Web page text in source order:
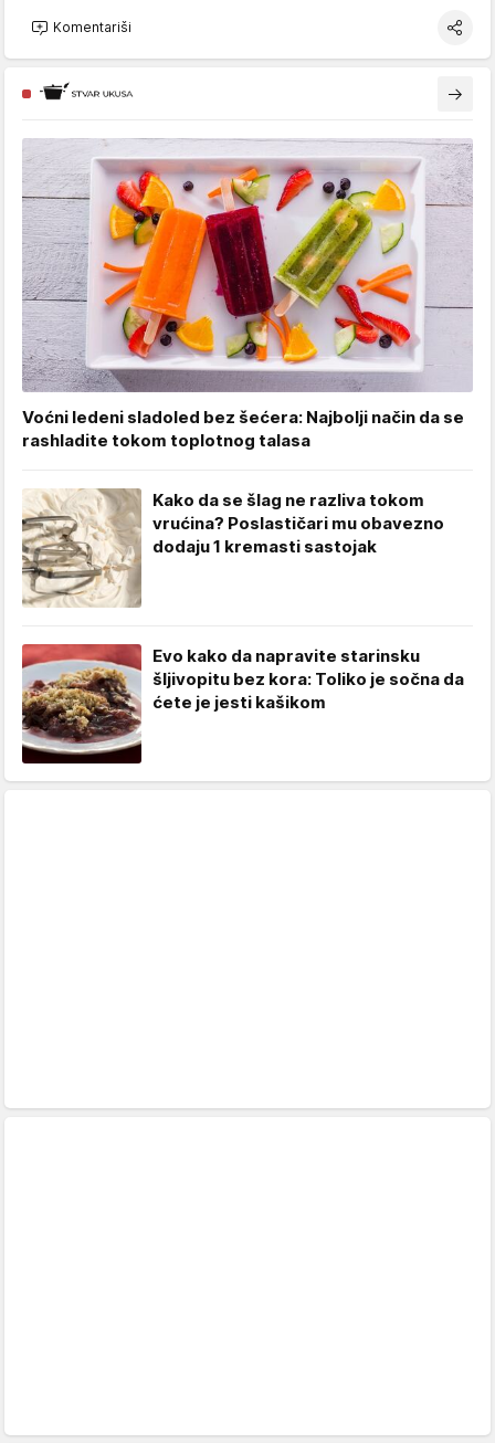
Komentariši
Voćni ledeni sladoled bez šećera: Najbolji način da se
rashladite tokom toplotnog talasa
Kako da se šlag ne razliva tokom
vrućina? Poslastičari mu obavezno
dodaju 1 kremasti sastojak
Evo kako da napravite starinsku
šljivopitu bez kora: Toliko je sočna da
ćete je jesti kašikom